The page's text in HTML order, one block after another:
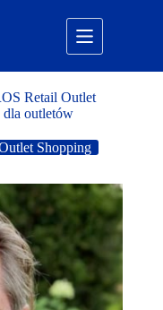
Retail Outlet
dla outletów
Shopping